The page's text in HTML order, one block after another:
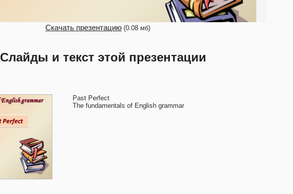
Скачать презентацию (0.08 мб)
Слайды и текст этой презентации
Past Perfect
The fundamentals of English grammar